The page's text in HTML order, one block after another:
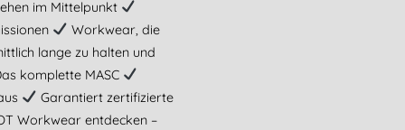
im Mittelpunkt
Workwear, die
lange zu halten und
komplette MASC
Garantiert zertifizierte
Workwear entdecken –